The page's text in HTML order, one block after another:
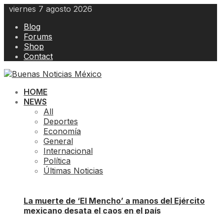
Skip
content
viernes 7 agosto 2026
Blog
Forums
Shop
Contact
HOME
NEWS
All
Deportes
Economía
General
Internacional
Política
Últimas Noticias
La muerte de ‘El Mencho’ a manos del Ejército
mexicano desata el caos en el país